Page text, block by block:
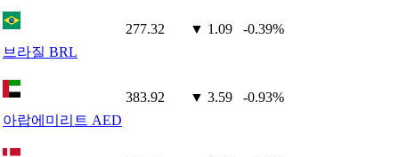
브라질 BRL
277.32 ▼ 1.09 -0.39%
아랍에미리트 AED
383.92 ▼ 3.59 -0.93%